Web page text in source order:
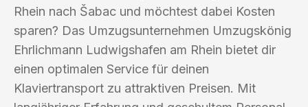
Rhein nach Šabac und möchtest dabei Kosten
sparen? Das Umzugsunternehmen Umzugskönig
Ehrlichmann Ludwigshafen am Rhein bietet dir
einen optimalen Service für deinen
Klaviertransport zu attraktiven Preisen. Mit